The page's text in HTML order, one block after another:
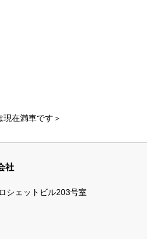
在満車です＞
社
シェットビル203号室